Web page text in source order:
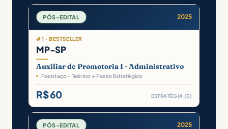
PÓS-EDITAL 2025
#1 · BESTSELLER
MP-SP
Auxiliar de Promotoria I - Administrativo
Pacotaço - Teórico + Passo Estratégico
R$ 60 ESTRATÉGIA (E)
PÓS-EDITAL 2025